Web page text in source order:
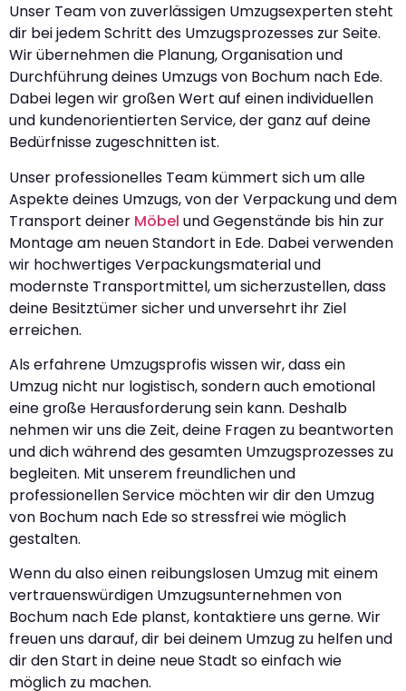
Unser Team von zuverlässigen Umzugsexperten steht
dir bei jedem Schritt des Umzugsprozesses zur Seite.
Wir übernehmen die Planung, Organisation und
Durchführung deines Umzugs von Bochum nach Ede.
Dabei legen wir großen Wert auf einen individuellen
und kundenorientierten Service, der ganz auf deine
Bedürfnisse zugeschnitten ist.
Unser professionelles Team kümmert sich um alle
Aspekte deines Umzugs, von der Verpackung und dem
Transport deiner Möbel und Gegenstände bis hin zur
Montage am neuen Standort in Ede. Dabei verwenden
wir hochwertiges Verpackungsmaterial und
modernste Transportmittel, um sicherzustellen, dass
deine Besitztümer sicher und unversehrt ihr Ziel
erreichen.
Als erfahrene Umzugsprofis wissen wir, dass ein
Umzug nicht nur logistisch, sondern auch emotional
eine große Herausforderung sein kann. Deshalb
nehmen wir uns die Zeit, deine Fragen zu beantworten
und dich während des gesamten Umzugsprozesses zu
begleiten. Mit unserem freundlichen und
professionellen Service möchten wir dir den Umzug
von Bochum nach Ede so stressfrei wie möglich
gestalten.
Wenn du also einen reibungslosen Umzug mit einem
vertrauenswürdigen Umzugsunternehmen von
Bochum nach Ede planst, kontaktiere uns gerne. Wir
freuen uns darauf, dir bei deinem Umzug zu helfen und
dir den Start in deine neue Stadt so einfach wie
möglich zu machen.